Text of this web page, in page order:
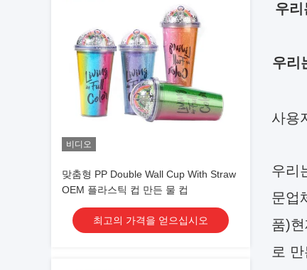
비디오
맞춤형 PP Double Wall Cup With Straw
OEM 플라스틱 컵 만든 물 컵
최고의 가격을 얻으십시오
우
우리
사용
우리
문업
품)
로